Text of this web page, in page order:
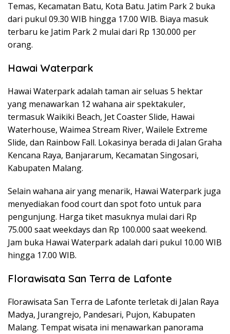
Temas, Kecamatan Batu, Kota Batu. Jatim Park 2 buka
dari pukul 09.30 WIB hingga 17.00 WIB. Biaya masuk
terbaru ke Jatim Park 2 mulai dari Rp 130.000 per
orang.
Hawai Waterpark
Hawai Waterpark adalah taman air seluas 5 hektar
yang menawarkan 12 wahana air spektakuler,
termasuk Waikiki Beach, Jet Coaster Slide, Hawai
Waterhouse, Waimea Stream River, Wailele Extreme
Slide, dan Rainbow Fall. Lokasinya berada di Jalan Graha
Kencana Raya, Banjararum, Kecamatan Singosari,
Kabupaten Malang.
Selain wahana air yang menarik, Hawai Waterpark juga
menyediakan food court dan spot foto untuk para
pengunjung. Harga tiket masuknya mulai dari Rp
75.000 saat weekdays dan Rp 100.000 saat weekend.
Jam buka Hawai Waterpark adalah dari pukul 10.00 WIB
hingga 17.00 WIB.
Florawisata San Terra de Lafonte
Florawisata San Terra de Lafonte terletak di Jalan Raya
Madya, Jurangrejo, Pandesari, Pujon, Kabupaten
Malang. Tempat wisata ini menawarkan panorama